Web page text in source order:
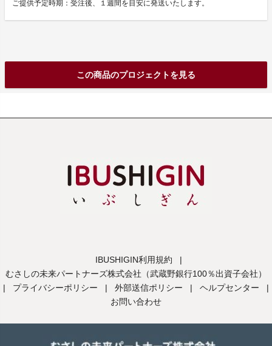
ご提供予定時期：受注後、１週間を目安に発送いたします。
この商品のプロジェクトを見る
IBUSHIGIN利用規約
|
むさしの未来パートナーズ株式会社（武蔵野銀行100％出資子会社）
|
プライバシーポリシー | 外部送信ポリシー | ヘルプセンター
|
お問い合わせ